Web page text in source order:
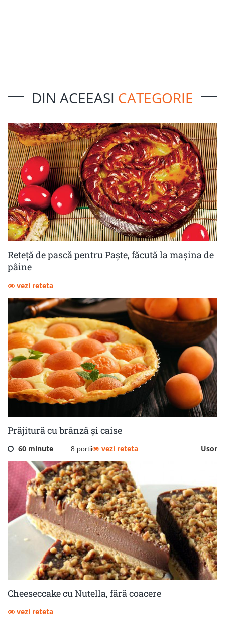
DIN ACEEASI CATEGORIE
Reteță de pască pentru Paște, făcută la mașina de
pâine
vezi reteta
Prăjitură cu brânză și caise
60 minute 8 portii Usor
vezi reteta
Cheeseccake cu Nutella, fără coacere
vezi reteta